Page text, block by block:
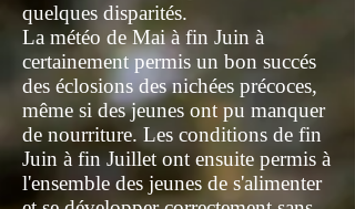
quelques disparités.
La météo de Mai à fin Juin à
certainement permis un bon succés
des éclosions des nichées précoces,
même si des jeunes ont pu manquer
de nourriture. Les conditions de fin
Juin à fin Juillet ont ensuite permis à
l'ensemble des jeunes de s'alimenter